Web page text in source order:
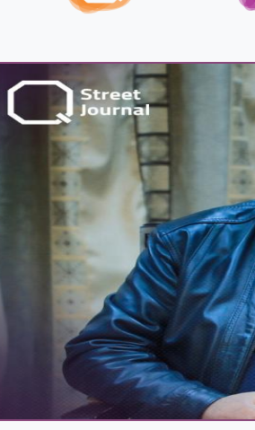
يعود إلى 328 مليون سنة.. حبار
مصاص دماء يحمل اسم بايدن!
بواسطةIMAN ABDULMAJEED
MAR 10,2022